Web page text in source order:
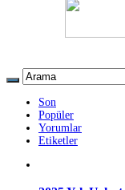
Son
Popüler
Yorumlar
Etiketler